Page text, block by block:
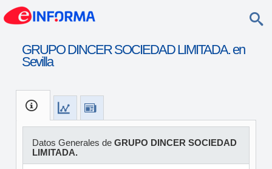
GRUPO DINCER SOCIEDAD LIMITADA. en
Sevilla
Datos Generales de GRUPO DINCER SOCIEDAD
LIMITADA.